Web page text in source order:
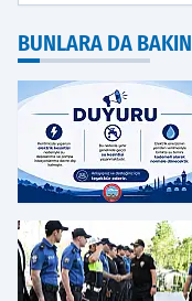
BUNLARA DA BAKIN